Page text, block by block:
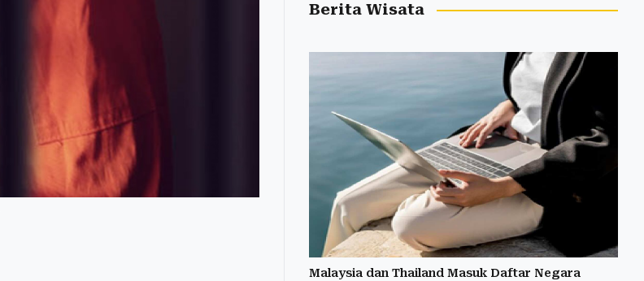
Berita Wisata
Malaysia dan Thailand Masuk Daftar Negara